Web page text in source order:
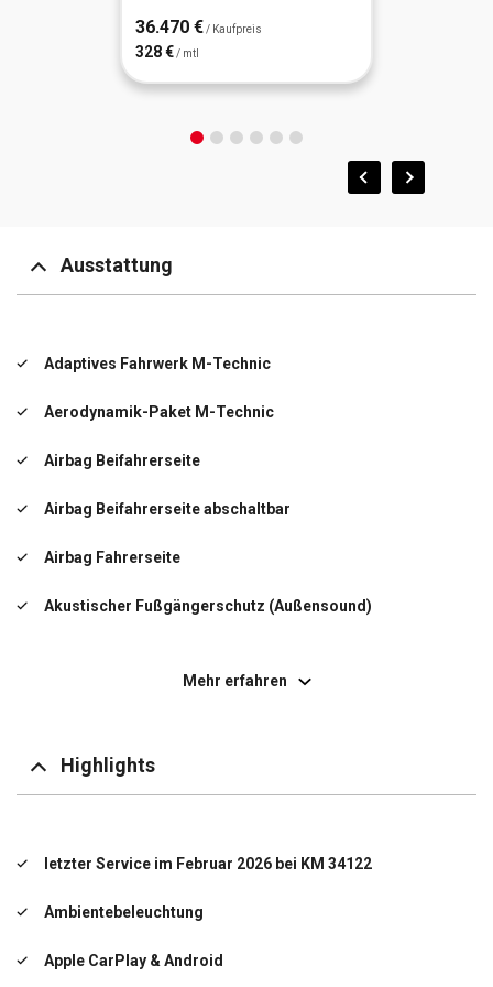
36.470 € / Kaufpreis
328 € / mtl
Ausstattung
Adaptives Fahrwerk M-Technic
Aerodynamik-Paket M-Technic
Airbag Beifahrerseite
Airbag Beifahrerseite abschaltbar
Airbag Fahrerseite
Akustischer Fußgängerschutz (Außensound)
Außenspiegel elektr. verstell- und heizbar
Mehr erfahren
Highlights
letzter Service im Februar 2026 bei KM 34122
Ambientebeleuchtung
Apple CarPlay & Android